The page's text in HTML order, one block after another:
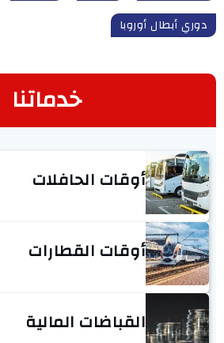
دوري أبطال أوروبا
خدماتنا
أوقات الحافلات
أوقات القطارات
القباضات المالية